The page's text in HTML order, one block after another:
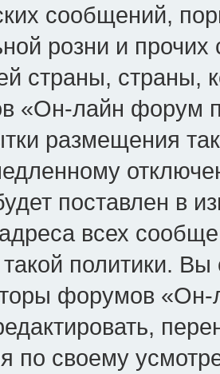
сообщений,
розни и
страны, страны,
«Он-лайн форум
размещения
поставлен в
всех
политики.
форумов
по своему